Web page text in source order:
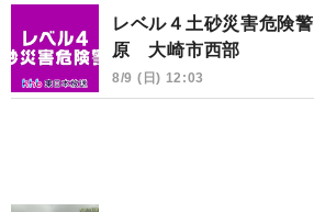
レベル４土砂災害危険
原 大崎市西部
8/9 (日) 12:03